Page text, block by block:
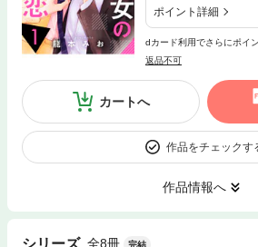
ポイント詳細
dカード利用でさらにポイ
返品不可
カートへ
作品をチェックす
作品情報へ
全8冊 完結